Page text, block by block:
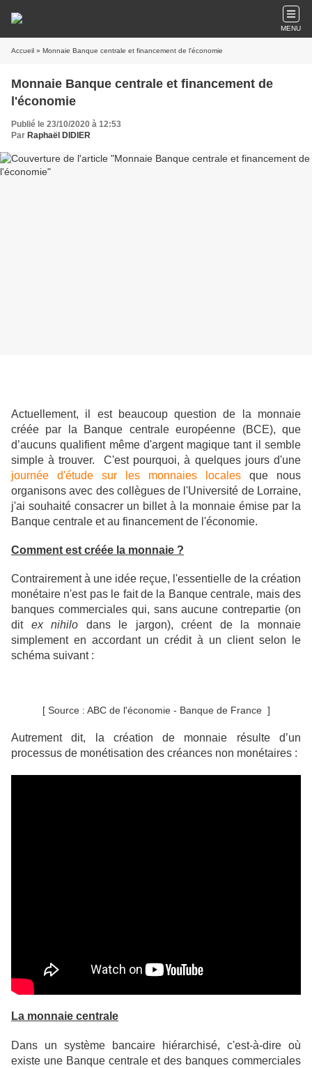
MENU
Accueil » Monnaie Banque centrale et financement de l'économie
Monnaie Banque centrale et financement de
l'économie
Publié le 23/10/2020 à 12:53
Par Raphaël DIDIER
Actuellement, il est beaucoup question de la monnaie
créée par la Banque centrale européenne (BCE), que
d’aucuns qualifient même d'argent magique tant il semble
simple à trouver. C'est pourquoi, à quelques jours d'une
journée d'étude sur les monnaies locales que nous
organisons avec des collègues de l'Université de Lorraine,
j'ai souhaité consacrer un billet à la monnaie émise par la
Banque centrale et au financement de l'économie.
Comment est créée la monnaie ?
Contrairement à une idée reçue, l'essentielle de la création
monétaire n'est pas le fait de la Banque centrale, mais des
banques commerciales qui, sans aucune contrepartie (on
dit ex nihilo dans le jargon), créent de la monnaie
simplement en accordant un crédit à un client selon le
schéma suivant :
[ Source : ABC de l'économie - Banque de France ]
Autrement dit, la création de monnaie résulte d’un
processus de monétisation des créances non monétaires :
La monnaie centrale
Dans un système bancaire hiérarchisé, c'est-à-dire où
existe une Banque centrale et des banques commerciales